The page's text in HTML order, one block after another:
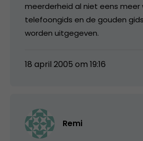
meerderheid al niet eens
telefoongids en de gouden
worden uitgegeven.
18 april 2005 om 19:16
Remi